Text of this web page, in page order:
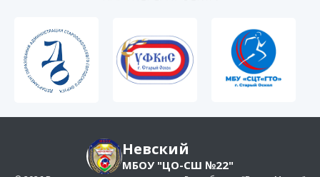
Невский
МБОУ "ЦО-СШ №22"